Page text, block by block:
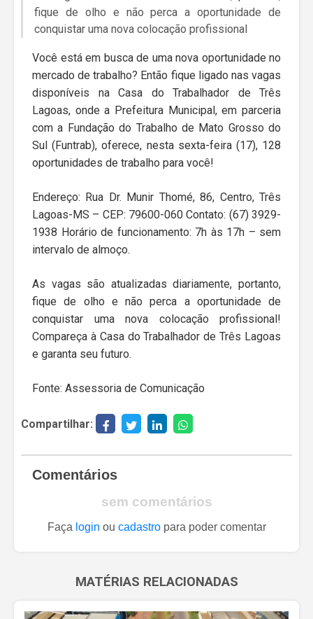
fique de olho e não perca a oportunidade de
conquistar uma nova colocação profissional
Você está em busca de uma nova oportunidade no
mercado de trabalho? Então fique ligado nas vagas
disponíveis na Casa do Trabalhador de Três
Lagoas, onde a Prefeitura Municipal, em parceria
com a Fundação do Trabalho de Mato Grosso do
Sul (Funtrab), oferece, nesta sexta-feira (17), 128
oportunidades de trabalho para você!
Endereço: Rua Dr. Munir Thomé, 86, Centro, Três
Lagoas-MS – CEP: 79600-060 Contato: (67) 3929-
1938 Horário de funcionamento: 7h às 17h – sem
intervalo de almoço.
As vagas são atualizadas diariamente, portanto,
fique de olho e não perca a oportunidade de
conquistar uma nova colocação profissional!
Compareça à Casa do Trabalhador de Três Lagoas
e garanta seu futuro.
Fonte: Assessoria de Comunicação
Compartilhar:
Comentários
sem comentários
Faça login ou cadastropara poder comentar
MATÉRIAS RELACIONADAS